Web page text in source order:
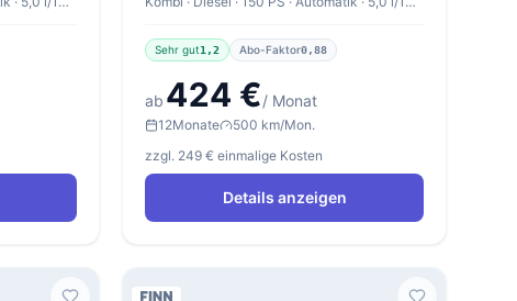
Sehr gut1,2 Abo-Faktor0,88
ab 424 €/ Monat
12Monate
500 km/Mon.
zzgl. 249 € einmalige Kosten
Details anzeigen